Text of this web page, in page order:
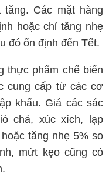
Các mặt hàng
hoặc chỉ tăng nhẹ
đó ổn định đến Tết.
thực phẩm chế biến
cung cấp từ các cơ
khẩu. Giá các sác
chả, xúc xích, lạp
tăng nhẹ 5% so
mứt kẹo cũng có